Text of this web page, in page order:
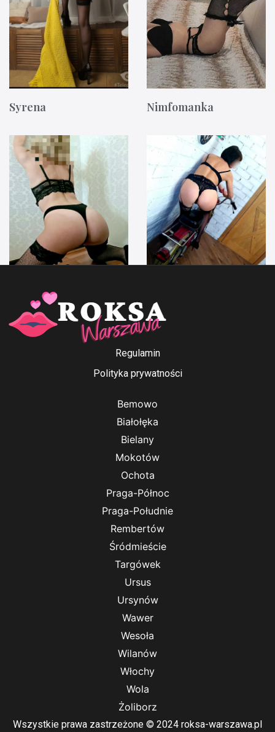
Syrena Nimfomanka
Anna Ford Irenka
Regulamin
Polityka prywatności
Bemowo
Białołęka
Bielany
Mokotów
Ochota
Praga-Północ
Praga-Południe
Rembertów
Śródmieście
Targówek
Ursus
Ursynów
Wawer
Wesoła
Wilanów
Włochy
Wola
Żoliborz
Wszystkie prawa zastrzeżone © 2024 roksa-warszawa.pl